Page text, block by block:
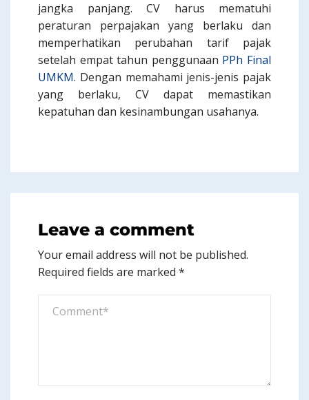
jangka panjang. CV harus mematuhi
peraturan perpajakan yang berlaku dan
memperhatikan perubahan tarif pajak
setelah empat tahun penggunaan PPh Final
UMKM. Dengan memahami jenis-jenis pajak
yang berlaku, CV dapat memastikan
kepatuhan dan kesinambungan usahanya.
Leave a comment
Your email address will not be published.
Required fields are marked *